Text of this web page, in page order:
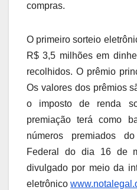
compras.
O primeiro sorteio
R$ 3,5 milhões em
recolhidos. O prêmio
Os valores dos prêmios
o imposto de renda
premiação terá como
números premiados
Federal do dia 16 de
divulgado por meio da
eletrônico